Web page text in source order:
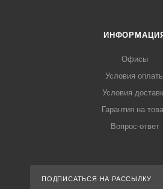
Офисы
Условия
Условия
Гарантия на
Вопрос-ответ
ПОДПИСАТЬСЯ НА РАССЫЛКУ